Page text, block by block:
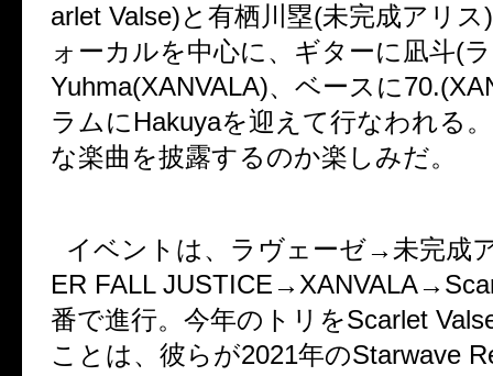
arlet Valse)と有栖川塁(未完成アリス)
ォーカルを中心に、ギターに凪斗(
Yuhma(XANVALA)、ベースに
ラムに Hakuyaを迎えて行なわれる
な楽曲を披露するのか楽しみだ。
イベントは、ラヴェーゼ→未完成
ER FALL JUSTICE→ XANVALA→
番で進行。今年のトリをScarlet
ことは、彼らが2021年のStarwave